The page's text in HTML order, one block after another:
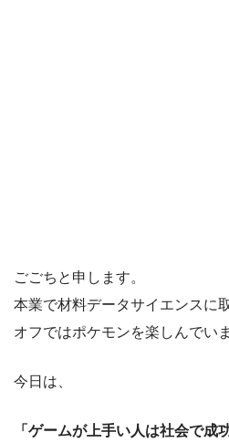
ごごちと申します。
本業で材料データサイエンスに
オフではポケモンを楽しんでい
今日は、
「ゲームが上手い人は社会で成